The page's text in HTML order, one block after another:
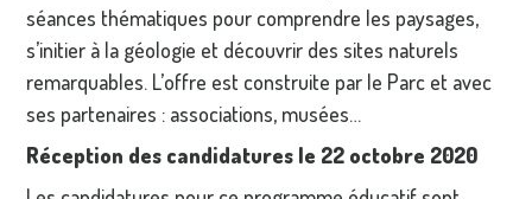
séances thématiques pour comprendre les paysages,
s’initier à la géologie et découvrir des sites naturels
remarquables. L’offre est construite par le Parc et avec
ses partenaires : associations, musées…
Réception des candidatures le 22 octobre 2020